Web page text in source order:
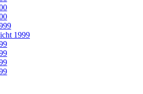
1999